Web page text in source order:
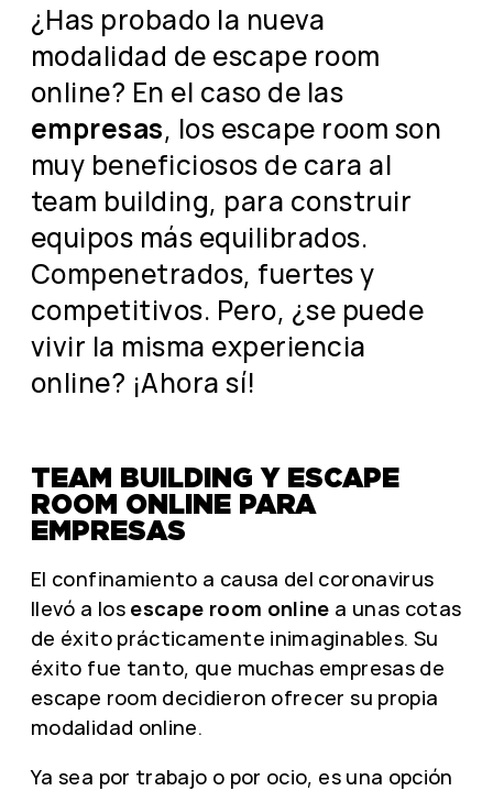
¿Has probado la nueva
modalidad de escape room
online? En el caso de las
empresas, los escape room son
muy beneficiosos de cara al
team building, para construir
equipos más equilibrados.
Compenetrados, fuertes y
competitivos. Pero, ¿se puede
vivir la misma experiencia
online? ¡Ahora sí!
TEAM BUILDING Y ESCAPE
ROOM ONLINE PARA
EMPRESAS
El confinamiento a causa del coronavirus
llevó a los escape room online a unas cotas
de éxito prácticamente inimaginables. Su
éxito fue tanto, que muchas empresas de
escape room decidieron ofrecer su propia
modalidad online.
Ya sea por trabajo o por ocio, es una opción